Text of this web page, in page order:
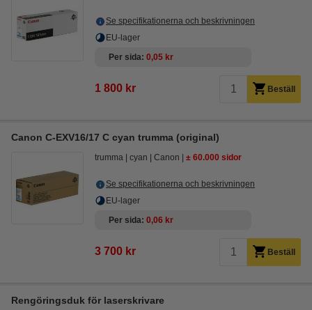
Se specifikationerna och beskrivningen
EU-lager
Per sida 0,05 kr
1 800 kr Beställ
Canon C-EXV16/17 C cyan trumma (original)
trumma cyan Canon ± 60.000 sidor
Se specifikationerna och beskrivningen
EU-lager
Per sida 0,06 kr
3 700 kr Beställ
Rengöringsduk för laserskrivare